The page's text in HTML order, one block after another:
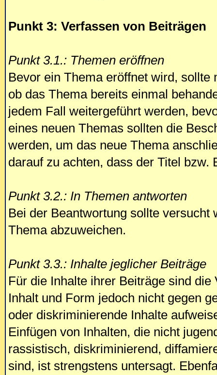
Punkt 3: Verfassen von Beiträgen
Punkt 3.1.: Themen eröffnen
Bevor ein Thema eröffnet wird,
ob das Thema bereits einmal
jedem Fall weitergeführt werden,
eines neuen Themas sollten die
werden, um das neue Thema
darauf zu achten, dass der Titel
Punkt 3.2.: In Themen antworten
Bei der Beantwortung sollte
Thema abzuweichen.
Punkt 3.3.: Inhalte jeglicher Beiträge
Für die Inhalte ihrer Beiträge sind
Inhalt und Form jedoch nicht gegen
oder diskriminierende Inhalte
Einfügen von Inhalten, die nicht
rassistisch, diskriminierend,
sind, ist strengstens untersagt.